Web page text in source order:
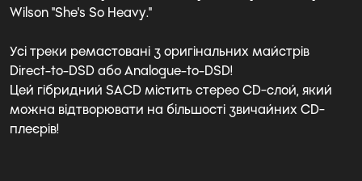
Wilson "She's So Heavy."
Усі треки ремастовані з оригінальних майстрів
Direct-to-DSD або Analogue-to-DSD!
Цей гібридний SACD містить стерео CD-слой, який
можна відтворювати на більшості звичайних CD-
плеєрів!